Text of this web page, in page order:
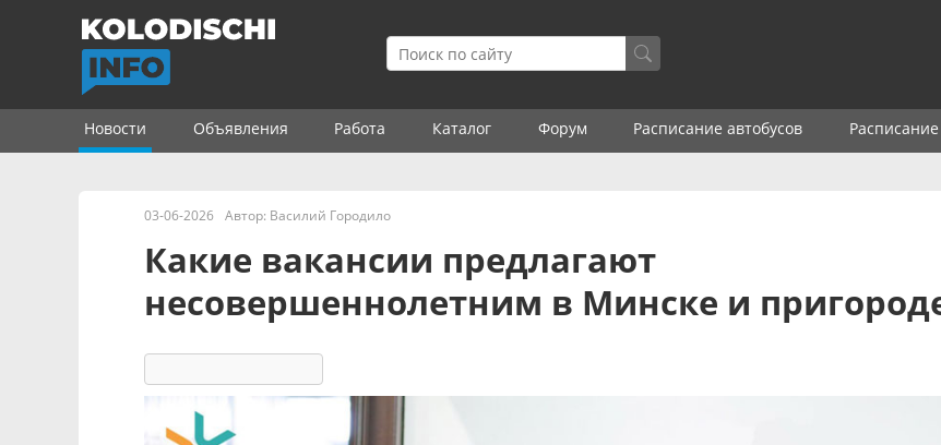
Новости Объявления Работа Каталог Форум Расписание автобусов
03-06-2026 Автор: Василий Городило
Какие вакансии предлагают
несовершеннолетним в Минске и